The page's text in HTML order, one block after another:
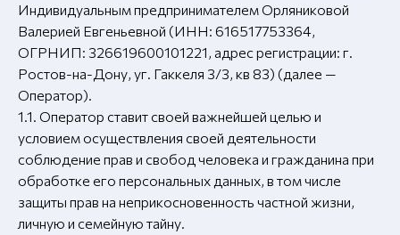
Индивидуальным предпринимателем Орляниковой
Валерией Евгеньевной (ИНН: 616517753364,
ОГРНИП: 326619600101221, адрес регистрации: г.
Ростов-на-Дону, уг. Гаккеля 3/3, кв 83) (далее —
Оператор).
1.1. Оператор ставит своей важнейшей целью и
условием осуществления своей деятельности
соблюдение прав и свобод человека и гражданина при
обработке его персональных данных, в том числе
защиты прав на неприкосновенность частной жизни,
личную и семейную тайну.